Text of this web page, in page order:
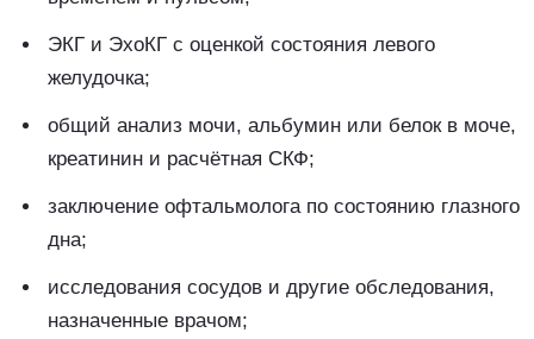
ЭКГ и ЭхоКГ с оценкой состояния левого
желудочка;
общий анализ мочи, альбумин или белок в моче,
креатинин и расчётная СКФ;
заключение офтальмолога по состоянию глазного
дна;
исследования сосудов и другие обследования,
назначенные врачом;